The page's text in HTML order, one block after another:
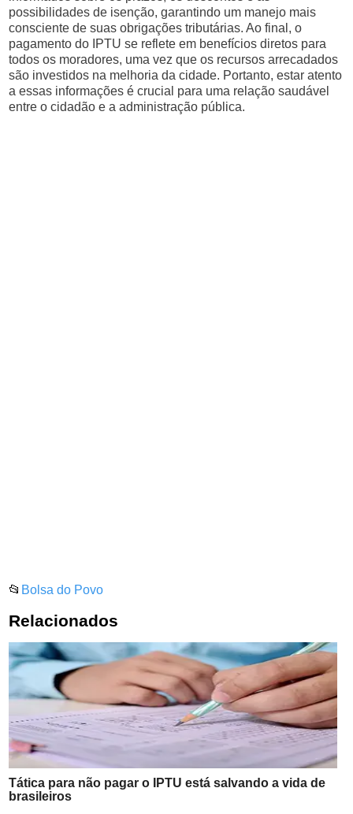
possibilidades de isenção, garantindo um manejo mais
consciente de suas obrigações tributárias. Ao final, o
pagamento do IPTU se reflete em benefícios diretos para
todos os moradores, uma vez que os recursos arrecadados
são investidos na melhoria da cidade. Portanto, estar atento
a essas informações é crucial para uma relação saudável
entre o cidadão e a administração pública.
📂 Bolsa do Povo
Relacionados
Tática para não pagar o IPTU está salvando a vida de
brasileiros